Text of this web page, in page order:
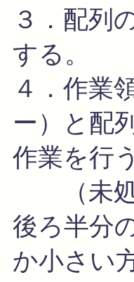
３．配列
する。
４．作業
ー）と配
作業を行
（未処
後ろ半分
か小さい